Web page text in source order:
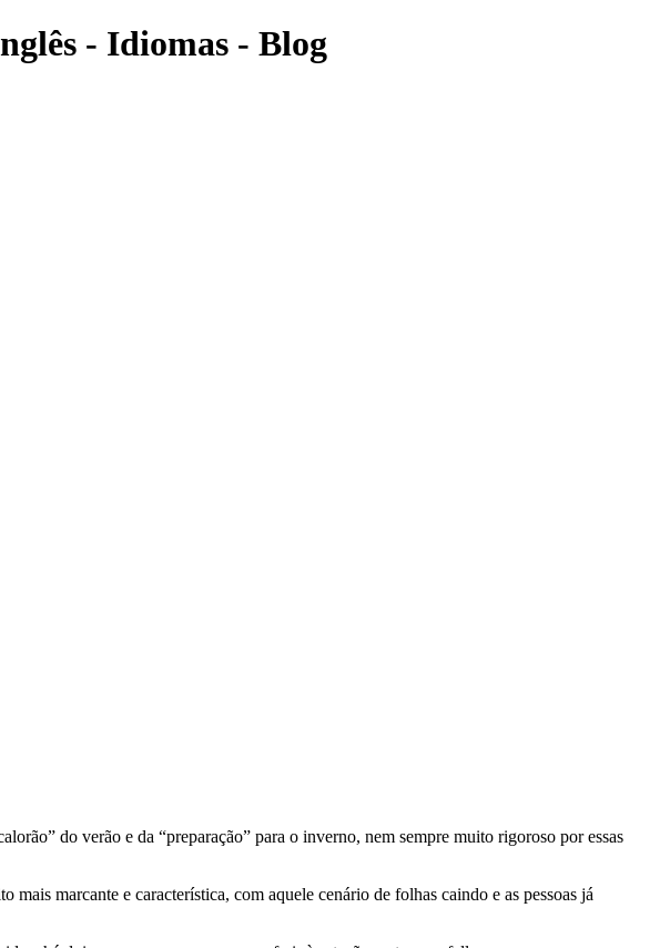
- Idiomas - Blog
do verão e da “preparação” para o inverno, nem sempre muito rigoroso por essas
mais marcante e característica, com aquele cenário de folhas caindo e as pessoas já